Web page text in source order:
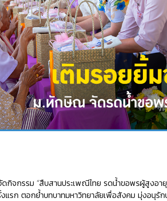
กรรม “สืบสานประเพณีไทย รดน้ำขอพรผู้สูงอายุ
รก ตอกย้ำบทบาทมหาวิทยาลัยเพื่อสังคม มุ่งอนุ